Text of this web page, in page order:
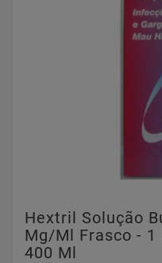
Hextril Solução
Mg/ml Frasco - 1
400 Ml